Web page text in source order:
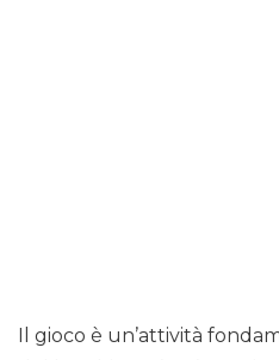
Il gioco è un’attività